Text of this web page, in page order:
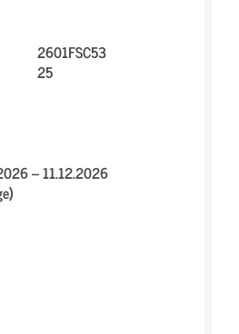
2601FSC53
25
– 11.12.2026